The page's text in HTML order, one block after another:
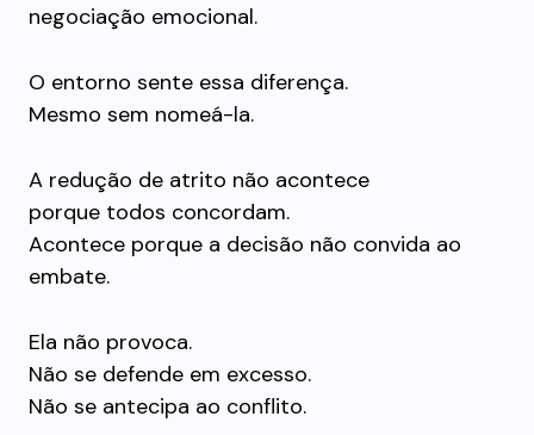
negociação emocional.
O entorno sente essa diferença.
Mesmo sem nomeá-la.
A redução de atrito não acontece
porque todos concordam.
Acontece porque a decisão não convida ao
embate.
Ela não provoca.
Não se defende em excesso.
Não se antecipa ao conflito.